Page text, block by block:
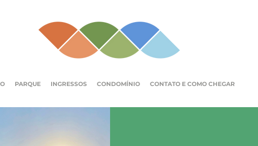
PARQUE INGRESSOS CONDOMÍNIO CONTATO E COMO CHEGAR